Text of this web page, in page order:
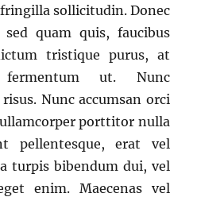
sollicitudin. Donec
quam quis, faucibus
tristique purus, at
ut. Nunc
Nunc accumsan orci
porttitor nulla
pellentesque, erat vel
turpis bibendum dui, vel
enim. Maecenas vel